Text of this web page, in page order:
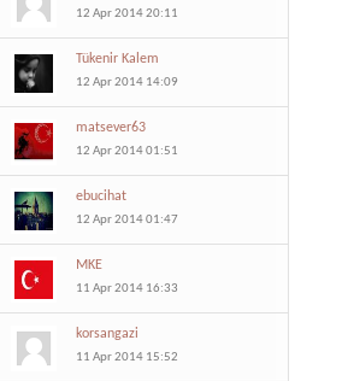
12 Apr 2014 20:11
Tükenir Kalem
12 Apr 2014 14:09
matsever63
12 Apr 2014 01:51
ebucihat
12 Apr 2014 01:47
MKE
11 Apr 2014 16:33
korsangazi
11 Apr 2014 15:52